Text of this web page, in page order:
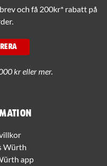
Würth
app
och få 200kr* rabatt på
kr eller mer.